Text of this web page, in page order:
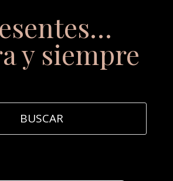
y siempre